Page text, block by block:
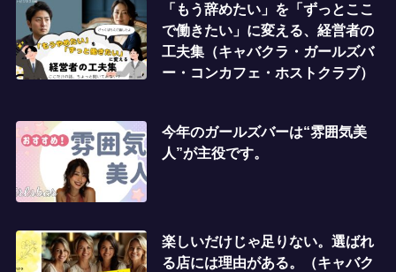
「もう辞めたい」を「ずっとここ
で働きたい」に変える、経営者の
工夫集（キャバクラ・ガールズバ
ー・コンカフェ・ホストクラブ）
今年のガールズバーは“雰囲気美
人”が主役です。
楽しいだけじゃ足りない。選ばれ
る店には理由がある。（キャバク